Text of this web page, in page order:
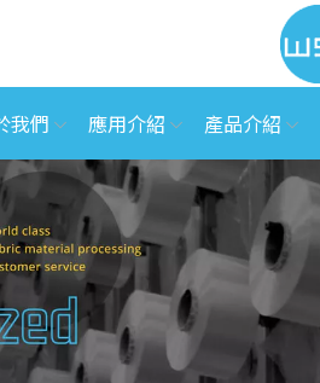
我們 應用介紹 產品介紹